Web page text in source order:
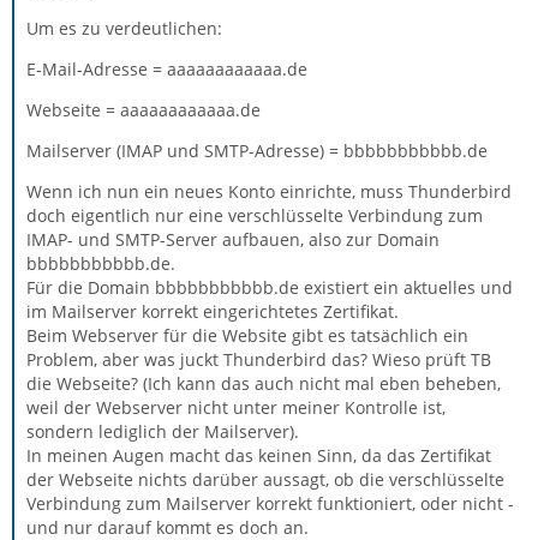
Um es zu verdeutlichen:
E-Mail-Adresse = aaaaaaaaaaaa.de
Webseite = aaaaaaaaaaaa.de
Mailserver (IMAP und SMTP-Adresse) = bbbbbbbbbbb.de
Wenn ich nun ein neues Konto einrichte, muss Thunderbird
doch eigentlich nur eine verschlüsselte Verbindung zum
IMAP- und SMTP-Server aufbauen, also zur Domain
bbbbbbbbbbb.de.
Für die Domain bbbbbbbbbbb.de existiert ein aktuelles und
im Mailserver korrekt eingerichtetes Zertifikat.
Beim Webserver für die Website gibt es tatsächlich ein
Problem, aber was juckt Thunderbird das? Wieso prüft TB
die Webseite? (Ich kann das auch nicht mal eben beheben,
weil der Webserver nicht unter meiner Kontrolle ist,
sondern lediglich der Mailserver).
In meinen Augen macht das keinen Sinn, da das Zertifikat
der Webseite nichts darüber aussagt, ob die verschlüsselte
Verbindung zum Mailserver korrekt funktioniert, oder nicht -
und nur darauf kommt es doch an.